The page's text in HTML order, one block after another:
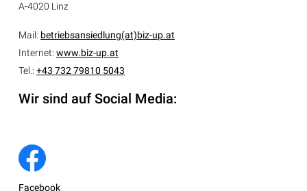
A-4020 Linz
Mail: betriebsansiedlung(at)biz-up.at
Internet: www.biz-up.at
Tel.: +43 732 79810 5043
Wir sind auf Social Media:
Facebook